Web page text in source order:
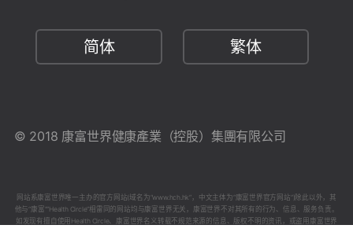
简体 繁体
© 2018 康富世界健康產業（控股）集團有限公司
网站系康富世界唯一主办的官方网站(域名为“www.hch.hk”，中文主体为“康富世界官方网站”)除此以外，其
他与“康富””Health Circle”相雷同的网站均与康富世界无关，康富世界不对其所有的行为、信息、服务负责。
如发现有擅自使用Health Circle、康富世界名义转载不规范来源的信息、版权不明的资讯，或盗用康富世界